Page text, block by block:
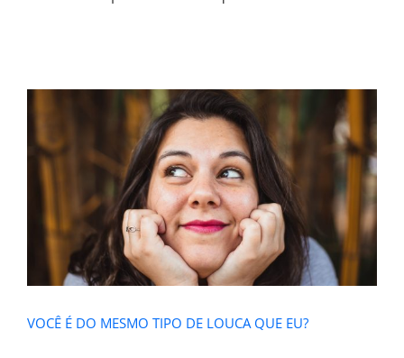
VOCÊ É DO MESMO TIPO DE LOUCA
QUE EU?
VOCÊ É DO MESMO TIPO DE LOUCA QUE EU?